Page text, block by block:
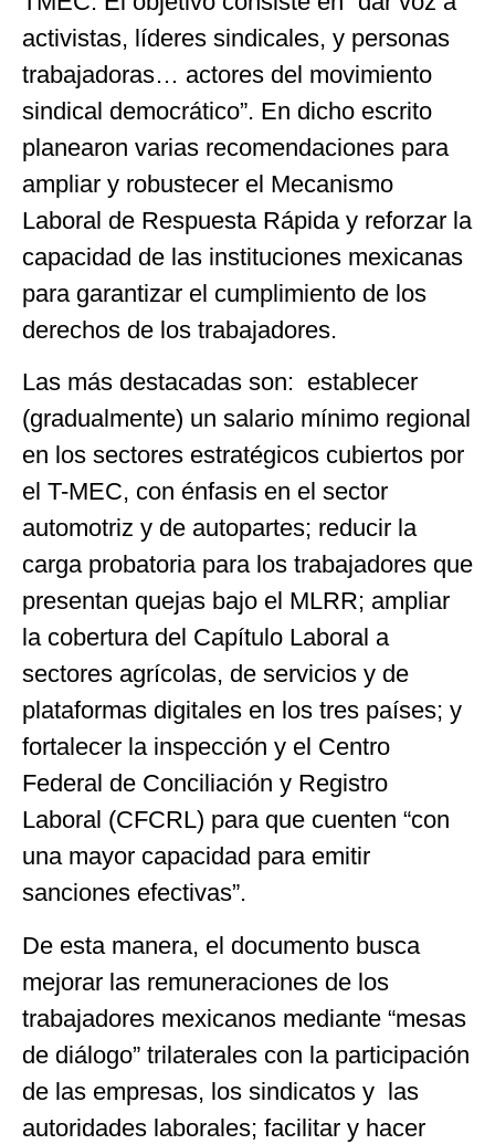
activistas, líderes sindicales, y personas
trabajadoras… actores del movimiento
sindical democrático”. En dicho escrito
planearon varias recomendaciones para
ampliar y robustecer el Mecanismo
Laboral de Respuesta Rápida y reforzar la
capacidad de las instituciones mexicanas
para garantizar el cumplimiento de los
derechos de los trabajadores.
Las más destacadas son: establecer
(gradualmente) un salario mínimo regional
en los sectores estratégicos cubiertos por
el T-MEC, con énfasis en el sector
automotriz y de autopartes; reducir la
carga probatoria para los trabajadores que
presentan quejas bajo el MLRR; ampliar
la cobertura del Capítulo Laboral a
sectores agrícolas, de servicios y de
plataformas digitales en los tres países; y
fortalecer la inspección y el Centro
Federal de Conciliación y Registro
Laboral (CFCRL) para que cuenten “con
una mayor capacidad para emitir
sanciones efectivas”.
De esta manera, el documento busca
mejorar las remuneraciones de los
trabajadores mexicanos mediante “mesas
de diálogo” trilaterales con la participación
de las empresas, los sindicatos y las
autoridades laborales; facilitar y hacer